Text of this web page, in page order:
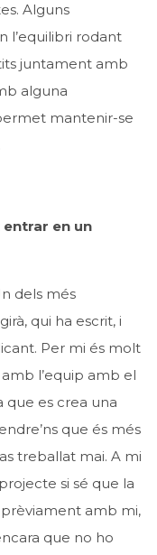
Alguns
l’equilibri rodant
juntament amb
alguna
mantenir-se
entrar en un
dels més
qui ha escrit, i
Per mi és molt
l’equip amb el
que es crea una
que és més
treballat mai. A mi
si sé que la
amb mi,
que no ho